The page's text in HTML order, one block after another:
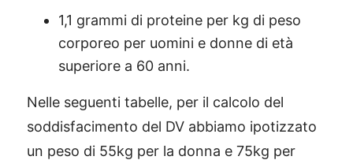
1,1 grammi di proteine per kg di peso
corporeo per uomini e donne di età
superiore a 60 anni.
Nelle seguenti tabelle, per il calcolo del
soddisfacimento del DV abbiamo ipotizzato
un peso di 55kg per la donna e 75kg per